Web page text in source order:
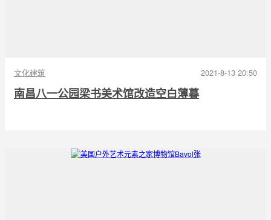
文化建筑 2021-8-13 20:50
南昌八一公园梁书美术馆改造空白薄暮